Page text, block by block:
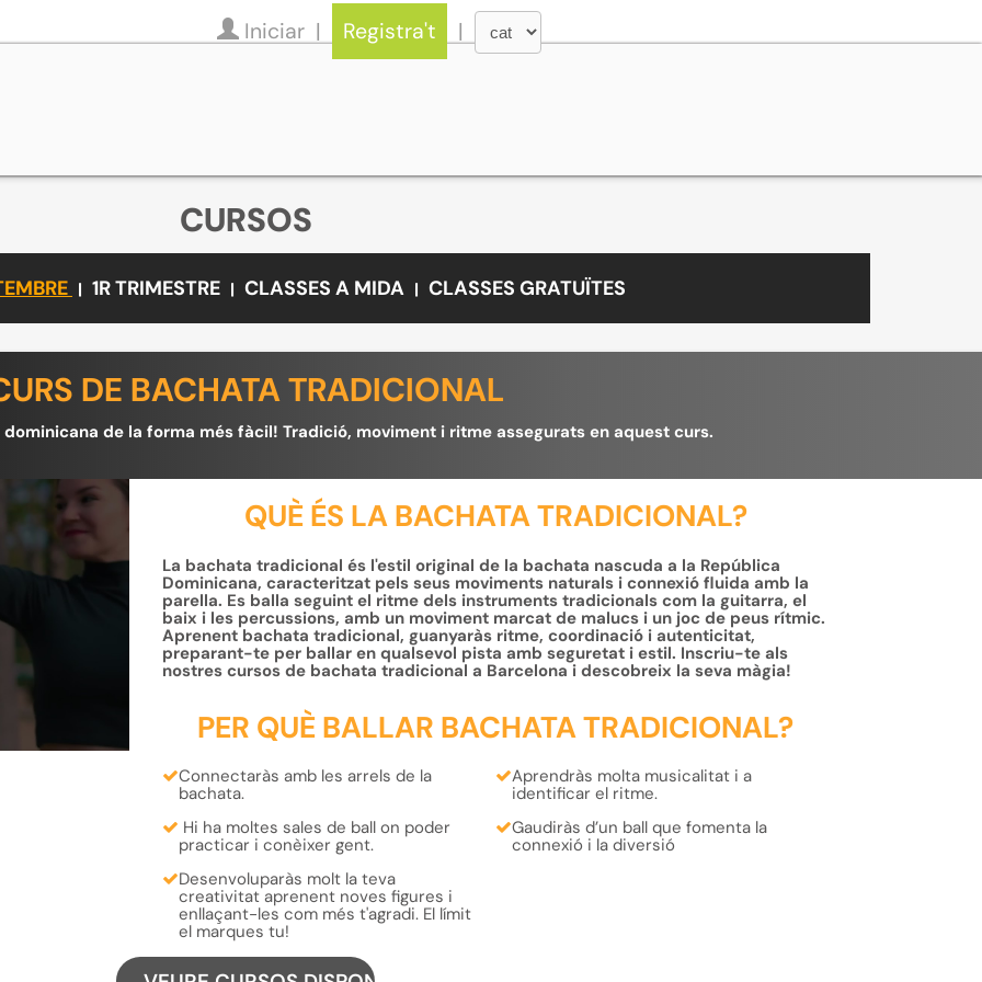
Iniciar Registra't
CURSOS
1R TRIMESTRE CLASSES A MIDA CLASSES GRATUÏTES
DE BACHATA TRADICIONAL
de la forma més fàcil! Tradició, moviment i ritme assegurats en aquest curs.
QUÈ ÉS LA BACHATA TRADICIONAL?
La bachata tradicional és l'estil original de la bachata nascuda a la República
Dominicana, caracteritzat pels seus moviments naturals i connexió fluida amb la
parella. Es balla seguint el ritme dels instruments tradicionals com la guitarra, el
baix i les percussions, amb un moviment marcat de malucs i un joc de peus rítmic.
Aprenent bachata tradicional, guanyaràs ritme, coordinació i autenticitat,
preparant-te per ballar en qualsevol pista amb seguretat i estil. Inscriu-te als
nostres cursos de bachata tradicional a Barcelona i descobreix la seva màgia!
PER QUÈ BALLAR BACHATA TRADICIONAL?
Connectaràs amb les arrels de la
bachata.
Aprendràs molta musicalitat i a
identificar el ritme.
Hi ha moltes sales de ball on poder
practicar i conèixer gent.
Gaudiràs d’un ball que fomenta la
connexió i ladiversió
Desenvoluparàs molt la teva
creativitat aprenent noves figures i
enllaçant-les com més t'agradi. El límit
el marques tu!